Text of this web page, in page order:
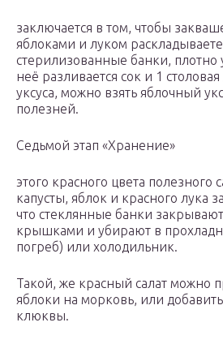
заключается в том, чтобы
яблоками и луком
стерилизованные банки, плотно
неё разливается сок и 1
уксуса, можно взять яблочный
полезней.
Седьмой этап «Хранение»
этого красного цвета полезного
капусты, яблок и красного лука
что стеклянные банки
крышками и убирают в
погреб) или холодильник.
Такой, же красный салат можно
яблоки на морковь, или
клюквы.